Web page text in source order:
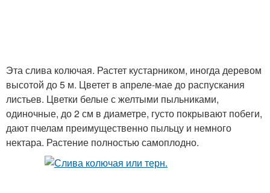
Эта слива колючая. Растет кустарником, иногда деревом
высотой до 5 м. Цветет в апреле-мае до распускания
листьев. Цветки белые с желтыми пыльниками,
одиночные, до 2 см в диаметре, густо покрывают побеги,
дают пчелам преимущественно пыльцу и немного
нектара. Растение полностью самоплодно.